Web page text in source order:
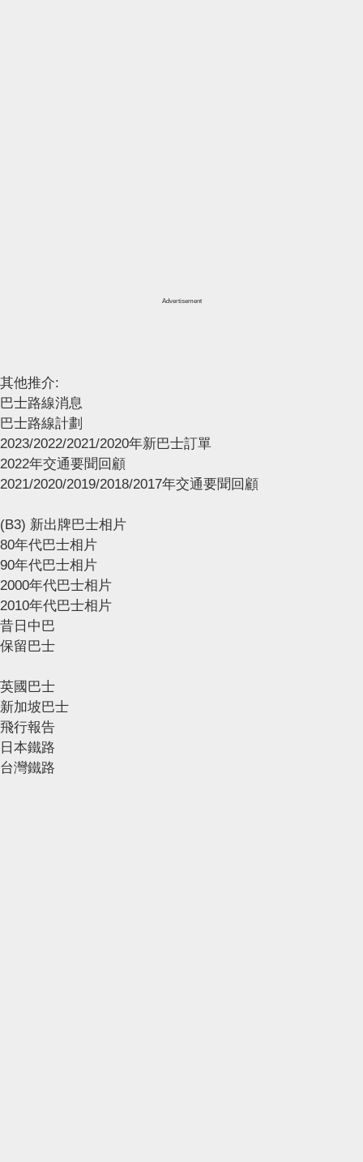
Advertisement
其他推介:
巴士路線消息
巴士路線計劃
2023/2022/2021/2020年新巴士訂單
2022年交通要聞回顧
2021/2020/2019/2018/2017年交通要聞回顧
(B3) 新出牌巴士相片
80年代巴士相片
90年代巴士相片
2000年代巴士相片
2010年代巴士相片
昔日中巴
保留巴士
英國巴士
新加坡巴士
飛行報告
日本鐵路
台灣鐵路